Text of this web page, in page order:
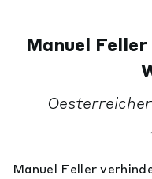
Manuel
Manuel Feller